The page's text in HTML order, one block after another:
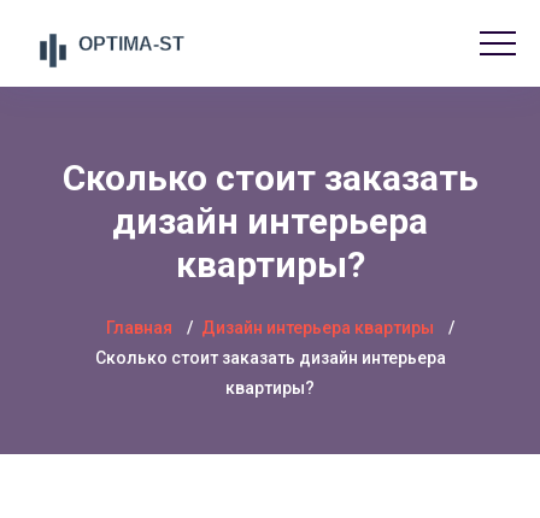
Сколько стоит заказать
дизайн интерьера
квартиры?
Главная
Дизайн интерьера квартиры
Сколько стоит заказать дизайн интерьера
квартиры?